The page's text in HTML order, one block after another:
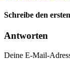
Schreibe den
Antworten
Deine E-Mail-